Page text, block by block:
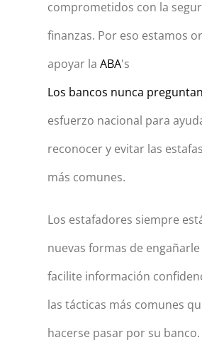
comprometidos con la
finanzas. Por eso estamos
apoyar la ABA's
Los bancos nunca
esfuerzo nacional para
reconocer y evitar las
más comunes.
Los estafadores siempre
nuevas formas de
facilite información
las tácticas más comunes
hacerse pasar por su